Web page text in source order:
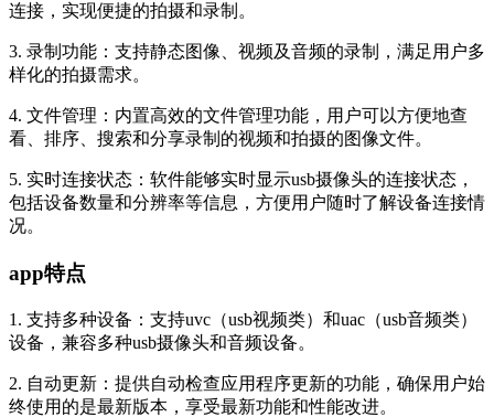
连接，实现便捷的拍摄和录制。
3. 录制功能：支持静态图像、视频及音频的录制，满足用户多
样化的拍摄需求。
4. 文件管理：内置高效的文件管理功能，用户可以方便地查
看、排序、搜索和分享录制的视频和拍摄的图像文件。
5. 实时连接状态：软件能够实时显示usb摄像头的连接状态，
包括设备数量和分辨率等信息，方便用户随时了解设备连接情
况。
app特点
1. 支持多种设备：支持uvc（usb视频类）和uac（usb音频类）
设备，兼容多种usb摄像头和音频设备。
2. 自动更新：提供自动检查应用程序更新的功能，确保用户始
终使用的是最新版本，享受最新功能和性能改进。